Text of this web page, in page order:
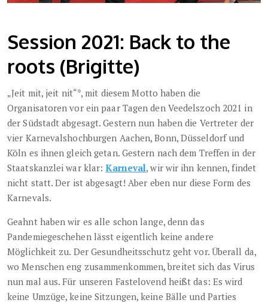
Session 2021: Back to the
roots (Brigitte)
„Jeit mit, jeit nit“*, mit diesem Motto haben die
Organisatoren vor ein paar Tagen den Veedelszoch 2021 in
der Südstadt abgesagt. Gestern nun haben die Vertreter der
vier Karnevalshochburgen Aachen, Bonn, Düsseldorf und
Köln es ihnen gleich getan. Gestern nach dem Treffen in der
Staatskanzlei war klar:Karneval, wir wir ihn kennen, findet
nicht statt. Der ist abgesagt! Aber eben nur diese Form des
Karnevals.
Geahnt haben wir es alle schon lange, denn das
Pandemiegeschehen lässt eigentlich keine andere
Möglichkeit zu. Der Gesundheitsschutz geht vor. Überall da,
wo Menschen eng zusammenkommen, breitet sich das Virus
nun mal aus. Für unseren Fastelovend heißt das: Es wird
keine Umzüge, keine Sitzungen, keine Bälle und Parties